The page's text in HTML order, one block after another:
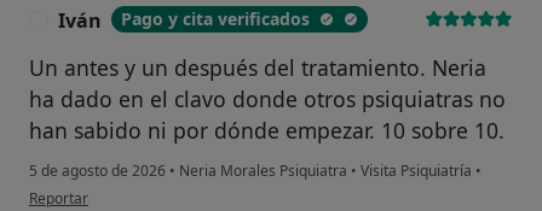
Iván Pago y cita verificados
Un antes y un después del tratamiento. Neria
ha dado en el clavo donde otros psiquiatras no
han sabido ni por dónde empezar. 10 sobre 10.
5 de agosto de 2026 • Neria Morales Psiquiatra • Visita Psiquiatría •
en opinión del usuario Iván
Reportar